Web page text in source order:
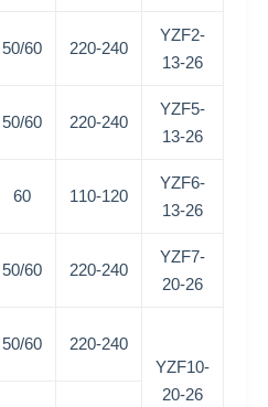
YZF2-
13-26
220-240
50/60
YZF5-
13-26
220-240
50/60
YZF6-
13-26
110-120
60
YZF7-
20-26
220-240
50/60
YZF10-
20-26
220-240
50/60